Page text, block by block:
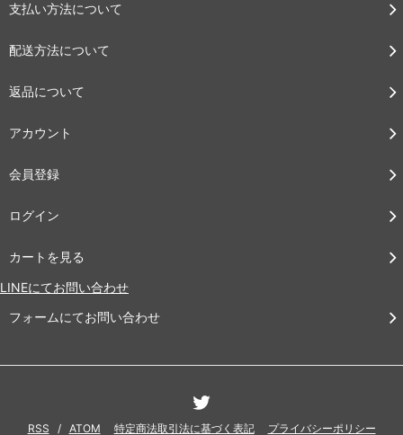
支払い方法について
配送方法について
返品について
アカウント
会員登録
ログイン
カートを見る
LINEにてお問い合わせ
フォームにてお問い合わせ
RSS / ATOM 特定商法取引法に基づく表記 プライバシーポリシー